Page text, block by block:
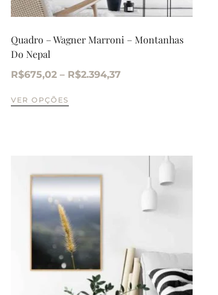
Quadro – Wagner Marroni – Montanhas
Do Nepal
R$675,02 – R$2.394,37
VER OPÇÕES